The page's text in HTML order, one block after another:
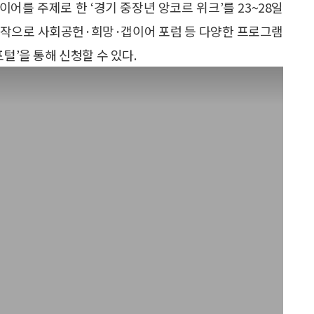
를 주제로 한 ‘경기 중장년 앙코르 위크’를 23~28일
으로 사회공헌·희망·갭이어 포럼 등 다양한 프로그램
’을 통해 신청할 수 있다.